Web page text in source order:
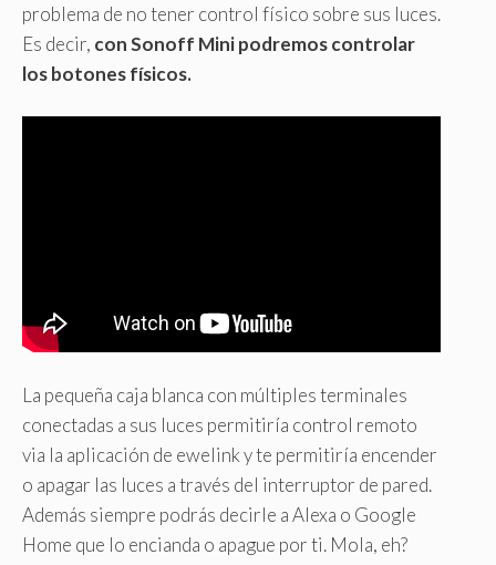
problema de no tener control físico sobre sus luces.
Es decir, con Sonoff Mini podremos controlar
los botones físicos.
La pequeña caja blanca con múltiples terminales
conectadas a sus luces permitiría control remoto
via la aplicación de ewelink y te permitiría encender
o apagar las luces a través del interruptor de pared.
Además siempre podrás decirle a Alexa o Google
Home que lo encianda o apague por ti. Mola, eh?